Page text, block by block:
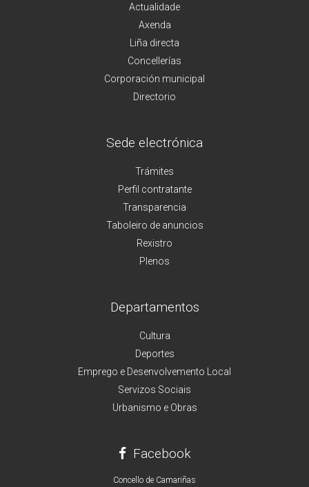
Actualidade
Axenda
Liña directa
Concellerías
Corporación municipal
Directorio
Sede electrónica
Trámites
Perfil contratante
Transparencia
Taboleiro de anuncios
Rexistro
Plenos
Departamentos
Cultura
Deportes
Emprego e Desenvolvemento Local
Servizos Sociais
Urbanismo e Obras
Facebook
Concello de Camariñas